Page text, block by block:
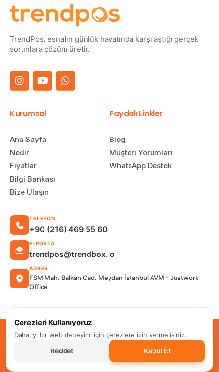
TrendPos, esnafın günlük hayatında karşılaştığı gerçek
sorunlara çözüm üretir.
Kurumsal
Ana Sayfa
Nedir
Fiyatlar
Bilgi Bankası
Bize Ulaşın
Faydalı Linkler
Blog
Müşteri Yorumları
WhatsApp Destek
TELEFON
+90 (216) 469 55 60
E-POSTA
trendpos@trendbox.io
ADRES
FSM Mah. Balkan Cad. Meydan İstanbul AVM - Justwork
Office
TRENDPOS © Her Hakkı Saklıdır
Satış Sözleşmesi
KVKK Politikası
Çerez Politikası Kullanım Koşulları
Çerezleri Kullanıyoruz
Daha iyi bir web deneyimi için çerezlere izin vermelisiniz.
Reddet Kabul Et